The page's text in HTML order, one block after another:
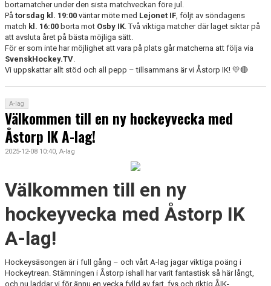
bortamatcher under den sista matchveckan före jul.
På torsdag kl. 19:00 väntar möte med Lejonet IF , följt av söndagens
match kl. 16:00 borta mot Osby IK . Två viktiga matcher där laget siktar på
att avsluta året på bästa möjliga sätt.
För er som inte har möjlighet att vara på plats går matcherna att följa via
SvenskHockey.TV
Vi uppskattar allt stöd och all pepp – tillsammans är vi Åstorp IK! 💛🔴
A-lag
Välkommen till en ny hockeyvecka med
Åstorp IK A-lag!
2025-12-08 10:40, A-lag
Välkommen till en ny
hockeyvecka med Åstorp IK
A-lag!
Hockeysäsongen är i full gång – och vårt A-lag jagar viktiga poäng i
Hockeytrean. Stämningen i Åstorp ishall har varit fantastisk så här långt,
och nu laddar vi för ännu en vecka fylld av fart, fys och riktig ÅIK-